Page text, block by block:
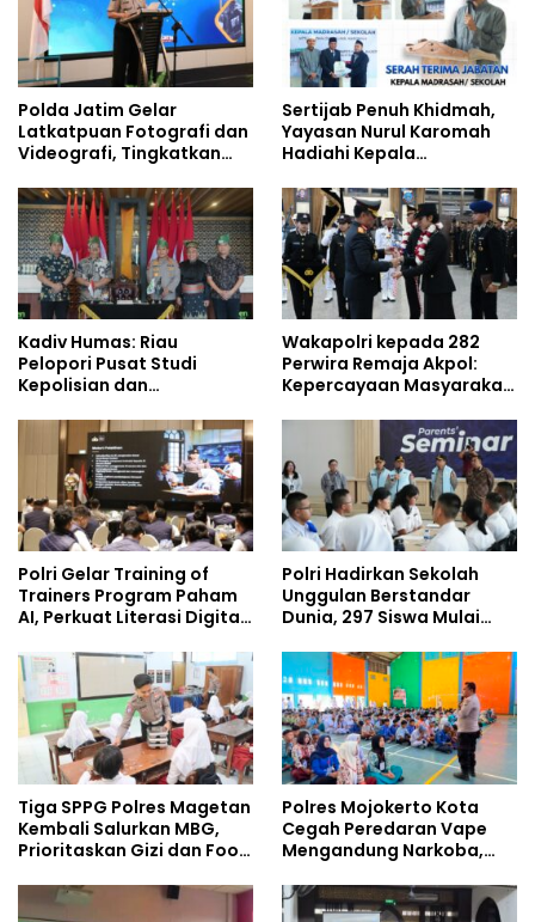
Polda Jatim Gelar
Latkatpuan Fotografi dan
Videografi, Tingkatkan
Era Digital
Sertijab Penuh Khidmah,
Yayasan Nurul Karomah
Hadiahi Kepala
Umrah
Kadiv Humas: Riau
Pelopori Pusat Studi
Kepolisian dan
Policing Masuki Babak
Wakapolri kepada 282
Perwira Remaja Akpol:
Kepercayaan Masyarakat
Polri Gelar Training of
Trainers Program Paham
AI, Perkuat Literasi Digital
Polri Hadirkan Sekolah
Unggulan Berstandar
Dunia, 297 Siswa Mulai
Tiga SPPG Polres Magetan
Kembali Salurkan MBG,
Prioritaskan Gizi dan Food
Polres Mojokerto Kota
Cegah Peredaran Vape
Mengandung Narkoba,
Kalangan Remaja